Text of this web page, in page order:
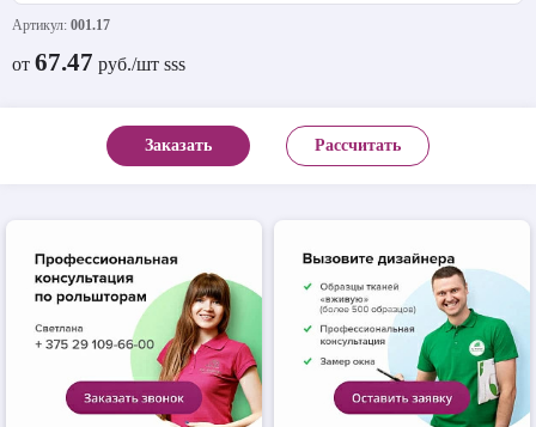
Артикул: 001.17
от 67.47 руб./шт sss
Заказать Рассчитать